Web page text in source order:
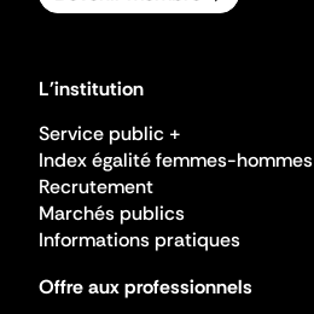
L'institution
Service public +
Index égalité femmes-hommes
Recrutement
Marchés publics
Informations pratiques
Offre aux professionnels